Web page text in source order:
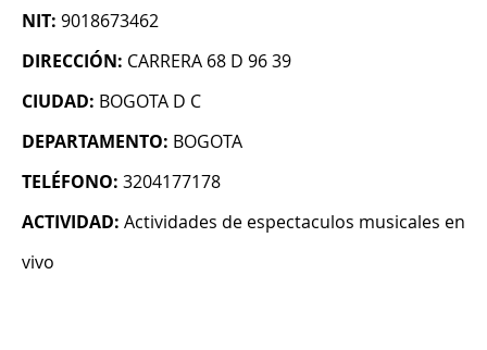
NIT: 9018673462
DIRECCIÓN: CARRERA 68 D 96 39
CIUDAD: BOGOTA D C
DEPARTAMENTO: BOGOTA
TELÉFONO: 3204177178
ACTIVIDAD: Actividades de espectaculos musicales en
vivo